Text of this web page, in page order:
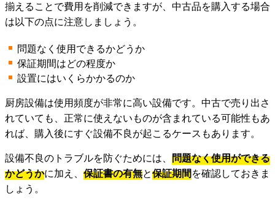
揃えることで費用を削減できますが、中古品を購入する場合
は以下の点に注意しましょう。
問題なく使用できるかどうか
保証期間はどの程度か
設置にはいくらかかるのか
厨房設備は使用頻度が非常に高い設備です。中古で売り出さ
れていても、正常に使えないものが含まれている可能性もあ
れば、購入後にすぐ設備不良が起こるケースもあります。
設備不良のトラブルを防ぐためには、 問題なく使用ができる
かどうかに加え、 保証書の有無と保証期間を確認しておきま
しょう。